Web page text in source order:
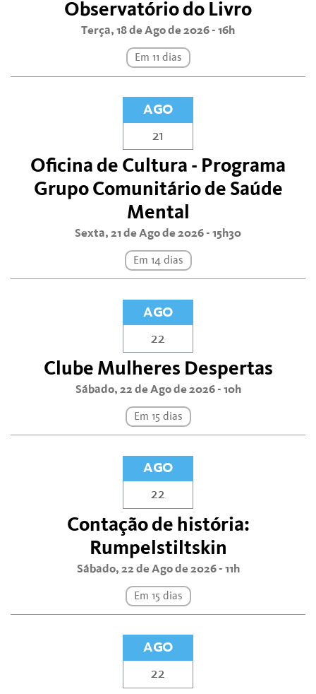
Observatório do Livro
Terça, 18 de Ago de 2026 - 16h
Em 11 dias
AGO
21
Oficina de Cultura - Programa
Grupo Comunitário de Saúde
Mental
Sexta, 21 de Ago de 2026 - 15h30
Em 14 dias
AGO
22
Clube Mulheres Despertas
Sábado, 22 de Ago de 2026 - 10h
Em 15 dias
AGO
22
Contação de história:
Rumpelstiltskin
Sábado, 22 de Ago de 2026 - 11h
Em 15 dias
AGO
22